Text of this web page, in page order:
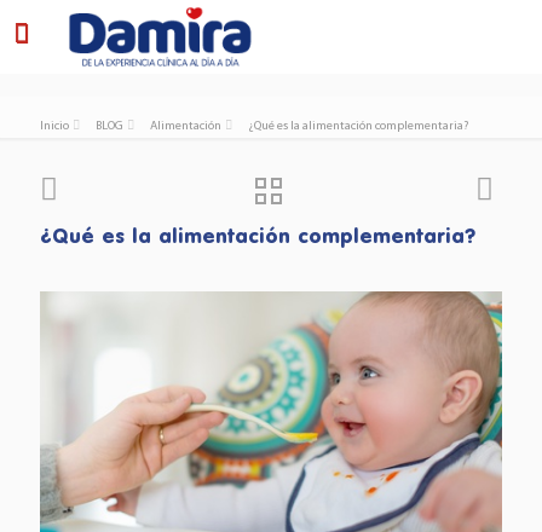
Inicio BLOG Alimentación ¿Qué es la alimentación complementaria?
¿Qué es la alimentación complementaria?